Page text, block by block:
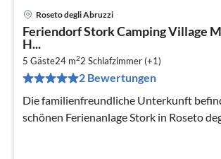
Roseto degli Abruzzi
Feriendorf Stork Camping Village
H...
5 Gäste24 m22 Schlafzimmer (+1)
2 Bewertungen
Die familienfreundliche Unterkunft
schönen Ferienanlage Stork in Roseto